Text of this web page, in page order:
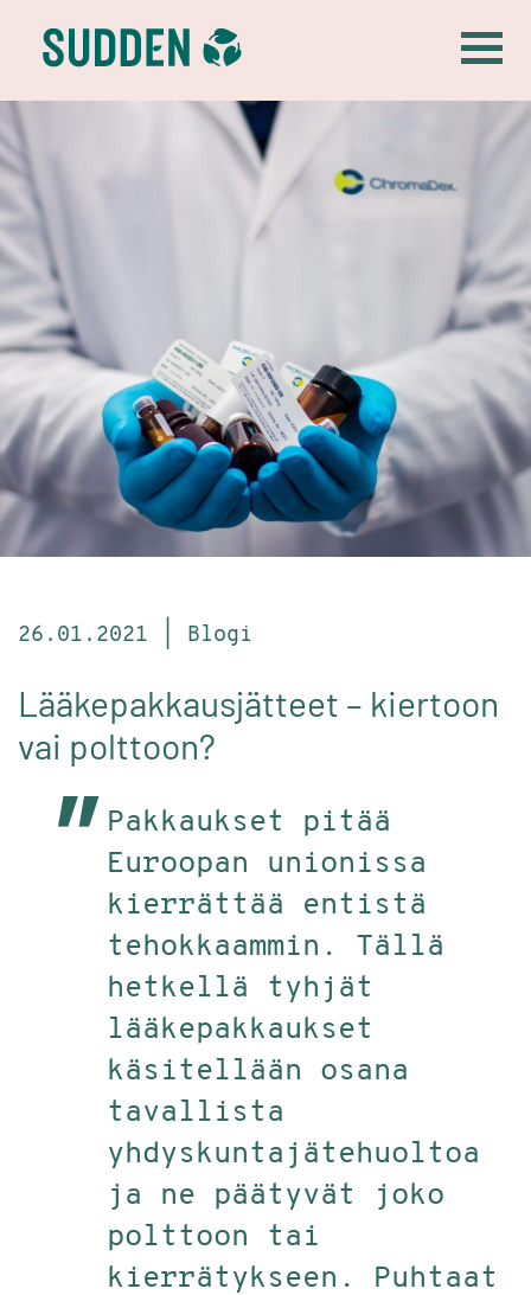
Lääkepakkausjätteet – kiertoon
vai polttoon?
26.01.2021 | Blogi
Pakkaukset pitää
Euroopan unionissa
kierrättää entistä
tehokkaammin. Tällä
hetkellä tyhjät
lääkepakkaukset
käsitellään osana
tavallista
yhdyskuntajätehuoltoa
ja ne päätyvät joko
polttoon tai
kierrätykseen. Puhtaat